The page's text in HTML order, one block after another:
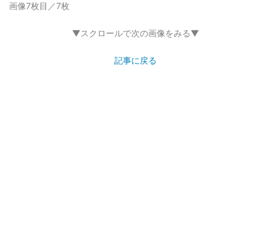
画像7枚目／7枚
▼スクロールで次の画像をみる▼
記事に戻る